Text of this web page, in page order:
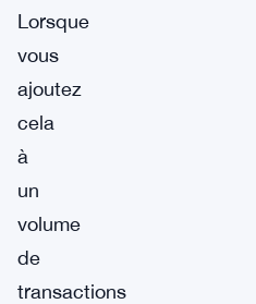
Lorsque
vous
ajoutez
cela
à
un
volume
de
transactions